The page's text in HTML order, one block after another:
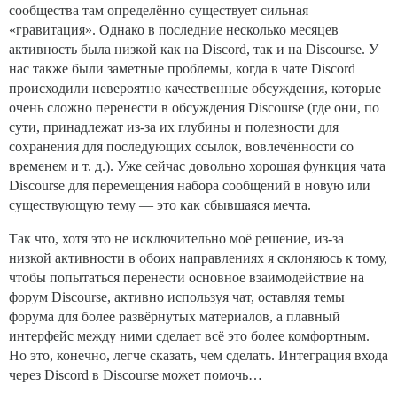
сообщества там определённо существует сильная
«гравитация». Однако в последние несколько месяцев
активность была низкой как на Discord, так и на Discourse. У
нас также были заметные проблемы, когда в чате Discord
происходили невероятно качественные обсуждения, которые
очень сложно перенести в обсуждения Discourse (где они, по
сути, принадлежат из-за их глубины и полезности для
сохранения для последующих ссылок, вовлечённости со
временем и т. д.). Уже сейчас довольно хорошая функция чата
Discourse для перемещения набора сообщений в новую или
существующую тему — это как сбывшаяся мечта.
Так что, хотя это не исключительно моё решение, из-за
низкой активности в обоих направлениях я склоняюсь к тому,
чтобы попытаться перенести основное взаимодействие на
форум Discourse, активно используя чат, оставляя темы
форума для более развёрнутых материалов, а плавный
интерфейс между ними сделает всё это более комфортным.
Но это, конечно, легче сказать, чем сделать. Интеграция входа
через Discord в Discourse может помочь…